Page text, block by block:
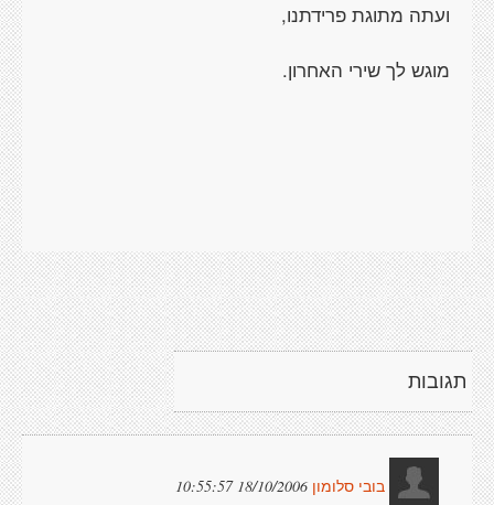
ועתה מתוגת פרידתנו,
מוגש לך שירי האחרון.
תגובות
בובי סלומון 18/10/2006 10:55:57